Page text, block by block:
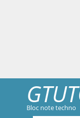
Bloc note techno